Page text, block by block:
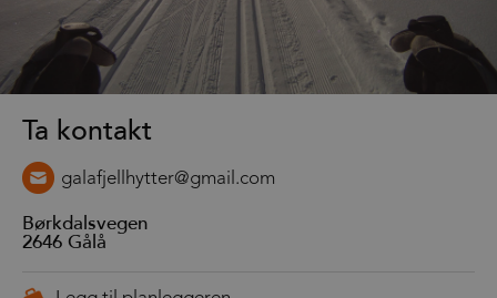
Ta kontakt
galafjellhytter@gmail.com
Børkdalsvegen
2646 Gålå